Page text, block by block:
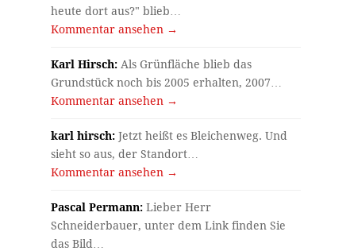
heute dort aus?" blieb…
Kommentar ansehen →
Karl Hirsch: Als Grünfläche blieb das
Grundstück noch bis 2005 erhalten, 2007…
Kommentar ansehen →
karl hirsch: Jetzt heißt es Bleichenweg. Und
sieht so aus, der Standort…
Kommentar ansehen →
Pascal Permann: Lieber Herr
Schneiderbauer, unter dem Link finden Sie
das Bild…